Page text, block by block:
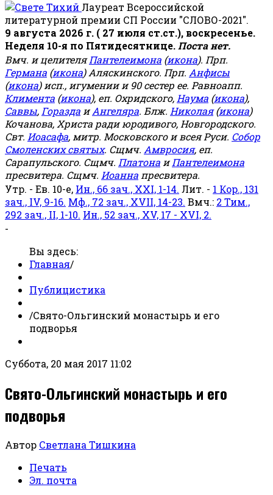
Лауреат Всероссийской
литературной премии СП России "СЛОВО-2021".
9 августа 2026 г. ( 27 июля ст.ст.), воскресенье.
Неделя 10-я по Пятидесятнице. Поста нет.
Вмч. и целителяПантелеимона (икона). Прп.
Германа (икона) Аляскинского. Прп. Анфисы
(икона) исп., игумении и 90 сестер ее. Равноапп.
Климента (икона), еп. Охридского, Наума (икона),
Саввы, Горазда иАнгеляра. Блж. Николая(икона)
Кочанова, Христа ради юродивого, Новгородского.
Свт. Иоасафа, митр. Московского и всея Руси. Собор
Смоленских святых. Сщмч. Амвросия, еп.
Сарапульского. Сщмч. Платона иПантелеимона
пресвитера. Сщмч. Иоанна пресвитера.
Утр. - Ев. 10-е, Ин., 66 зач., XXI, 1-14. Лит. - 1 Кор., 131
зач., IV, 9-16. Мф., 72 зач., XVII, 14-23. Вмч.: 2 Тим.,
292 зач., II, 1-10. Ин., 52 зач., XV, 17 - XVI, 2.
-
Вы здесь:
Главная/
Публицистика
/Свято-Ольгинский монастырь и его
подворья
Суббота, 20 мая 2017 11:02
Свято-Ольгинский монастырь и его
подворья
Автор Светлана Тишкина
Печать
Эл. почта